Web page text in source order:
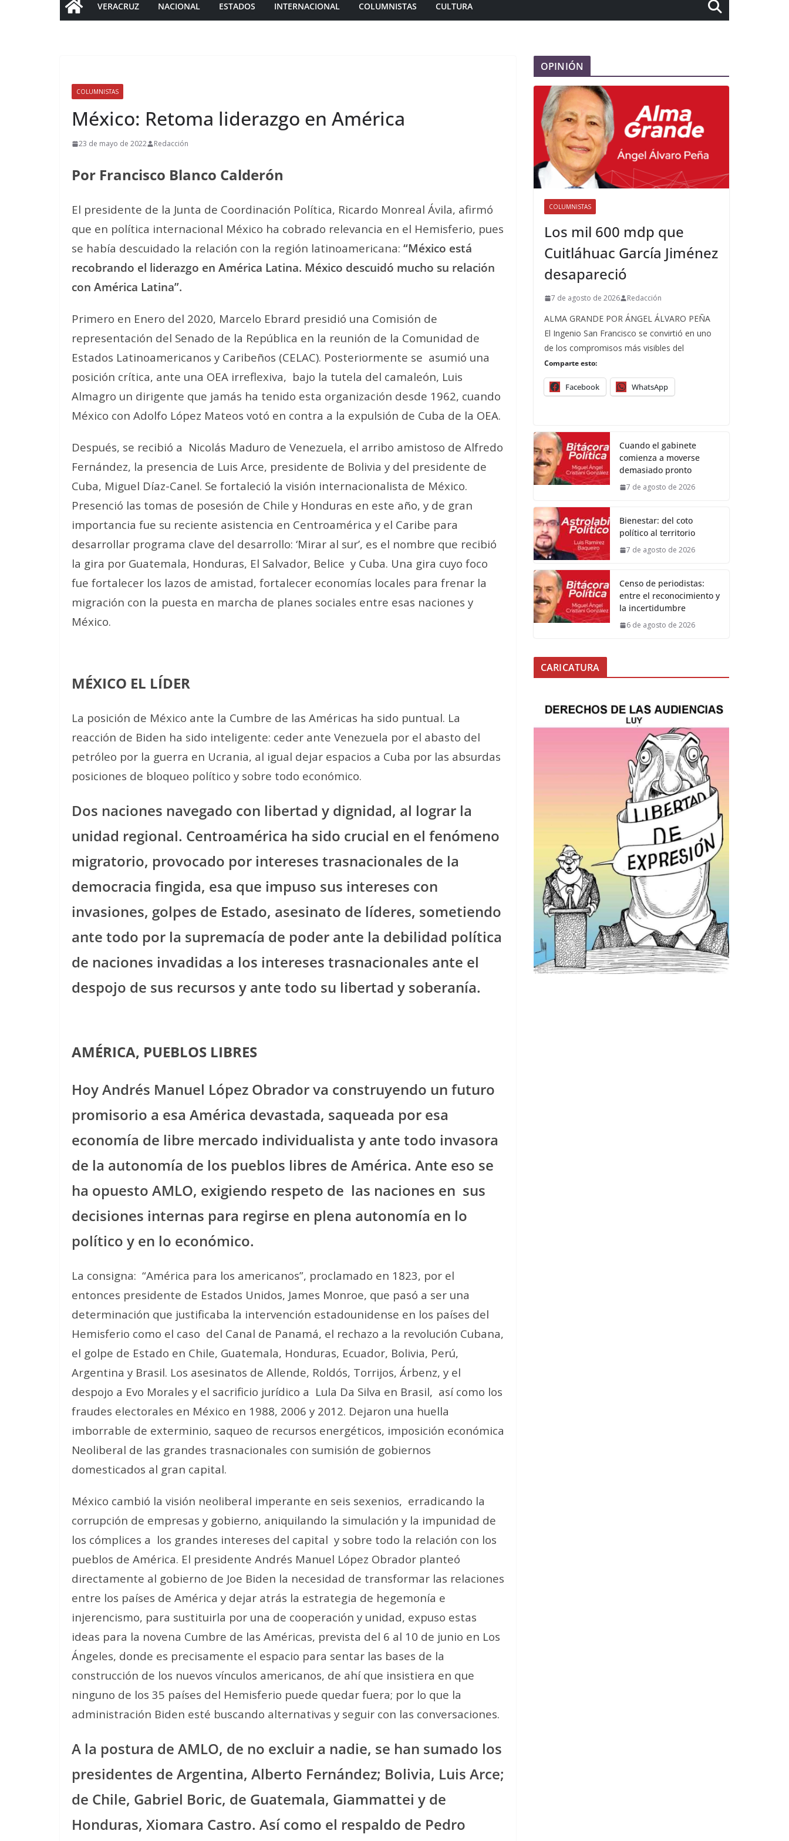
VERACRUZ NACIONAL ESTADOS INTERNACIONAL COLUMNISTAS CULTURA
COLUMNISTAS
México: Retoma liderazgo en América
23 de mayo de 2022 Redacción
Por Francisco Blanco Calderón
El presidente de la Junta de Coordinación Política, Ricardo Monreal Ávila, afirmó
que en política internacional México ha cobrado relevancia en el Hemisferio, pues
se había descuidado la relación con la región latinoamericana: “México está
recobrando el liderazgo en América Latina. México descuidó mucho su relación
con América Latina”.
Primero en Enero del 2020, Marcelo Ebrard presidió una Comisión de
representación del Senado de la República en la reunión de la Comunidad de
Estados Latinoamericanos y Caribeños (CELAC). Posteriormente se asumió una
posición crítica, ante una OEA irreflexiva, bajo la tutela del camaleón, Luis
Almagro un dirigente que jamás ha tenido esta organización desde 1962, cuando
México con Adolfo López Mateos votó en contra a la expulsión de Cuba de la OEA.
Después, se recibió a Nicolás Maduro de Venezuela, el arribo amistoso de Alfredo
Fernández, la presencia de Luis Arce, presidente de Bolivia y del presidente de
Cuba, Miguel Díaz-Canel. Se fortaleció la visión internacionalista de México.
Presenció las tomas de posesión de Chile y Honduras en este año, y de gran
importancia fue su reciente asistencia en Centroamérica y el Caribe para
desarrollar programa clave del desarrollo: ‘Mirar al sur’, es el nombre que recibió
la gira por Guatemala, Honduras, El Salvador, Belice y Cuba. Una gira cuyo foco
fue fortalecer los lazos de amistad, fortalecer economías locales para frenar la
migración con la puesta en marcha de planes sociales entre esas naciones y
México.
MÉXICO EL LÍDER
La posición de México ante la Cumbre de las Américas ha sido puntual. La
reacción de Biden ha sido inteligente: ceder ante Venezuela por el abasto del
petróleo por la guerra en Ucrania, al igual dejar espacios a Cuba por las absurdas
posiciones de bloqueo político y sobre todo económico.
Dos naciones navegado con libertad y dignidad, al lograr la
unidad regional. Centroamérica ha sido crucial en el fenómeno
migratorio, provocado por intereses trasnacionales de la
democracia fingida, esa que impuso sus intereses con
invasiones, golpes de Estado, asesinato de líderes, sometiendo
ante todo por la supremacía de poder ante la debilidad política
de naciones invadidas a los intereses trasnacionales ante el
despojo de sus recursos y ante todo su libertad y soberanía.
AMÉRICA, PUEBLOS LIBRES
Hoy Andrés Manuel López Obrador va construyendo un futuro
promisorio a esa América devastada, saqueada por esa
economía de libre mercado individualista y ante todo invasora
de la autonomía de los pueblos libres de América. Ante eso se
ha opuesto AMLO, exigiendo respeto de las naciones en sus
decisiones internas para regirse en plena autonomía en lo
político y en lo económico.
La consigna: “América para los americanos”, proclamado en 1823, por el
entonces presidente de Estados Unidos, James Monroe, que pasó a ser una
determinación que justificaba la intervención estadounidense en los países del
Hemisferio como el caso del Canal de Panamá, el rechazo a la revolución Cubana,
el golpe de Estado en Chile, Guatemala, Honduras, Ecuador, Bolivia, Perú,
Argentina y Brasil. Los asesinatos de Allende, Roldós, Torrijos, Árbenz, y el
despojo a Evo Morales y el sacrificio jurídico a Lula Da Silva en Brasil, así como los
fraudes electorales en México en 1988, 2006 y 2012. Dejaron una huella
imborrable de exterminio, saqueo de recursos energéticos, imposición económica
Neoliberal de las grandes trasnacionales con sumisión de gobiernos
domesticados al gran capital.
México cambió la visión neoliberal imperante en seis sexenios, erradicando la
corrupción de empresas y gobierno, aniquilando la simulación y la impunidad de
los cómplices a los grandes intereses del capital y sobre todo la relación con los
pueblos de América. El presidente Andrés Manuel López Obrador planteó
directamente al gobierno de Joe Biden la necesidad de transformar las relaciones
entre los países de América y dejar atrás la estrategia de hegemonía e
injerencismo, para sustituirla por una de cooperación y unidad, expuso estas
ideas para la novena Cumbre de las Américas, prevista del 6 al 10 de junio en Los
Ángeles, donde es precisamente el espacio para sentar las bases de la
construcción de los nuevos vínculos americanos, de ahí que insistiera en que
ninguno de los 35 países del Hemisferio puede quedar fuera; por lo que la
administración Biden esté buscando alternativas y seguir con las conversaciones.
A la postura de AMLO, de no excluir a nadie, se han sumado los
presidentes de Argentina, Alberto Fernández; Bolivia, Luis Arce;
de Chile, Gabriel Boric, de Guatemala, Giammattei y de
Honduras, Xiomara Castro. Así como el respaldo de Pedro
OPINIÓN
COLUMNISTAS
Los mil 600 mdp que
Cuitláhuac García Jiménez
desapareció
7 de agosto de 2026 Redacción
ALMA GRANDE POR ÁNGEL ÁLVARO PEÑA
El Ingenio San Francisco se convirtió en uno
de los compromisos más visibles del
Comparte esto:
Facebook WhatsApp
Cuando el gabinete
comienza a moverse
demasiado pronto
7 de agosto de 2026
Bienestar: del coto
político al territorio
7 de agosto de 2026
Censo de periodistas:
entre el reconocimiento y
la incertidumbre
6 de agosto de 2026
CARICATURA